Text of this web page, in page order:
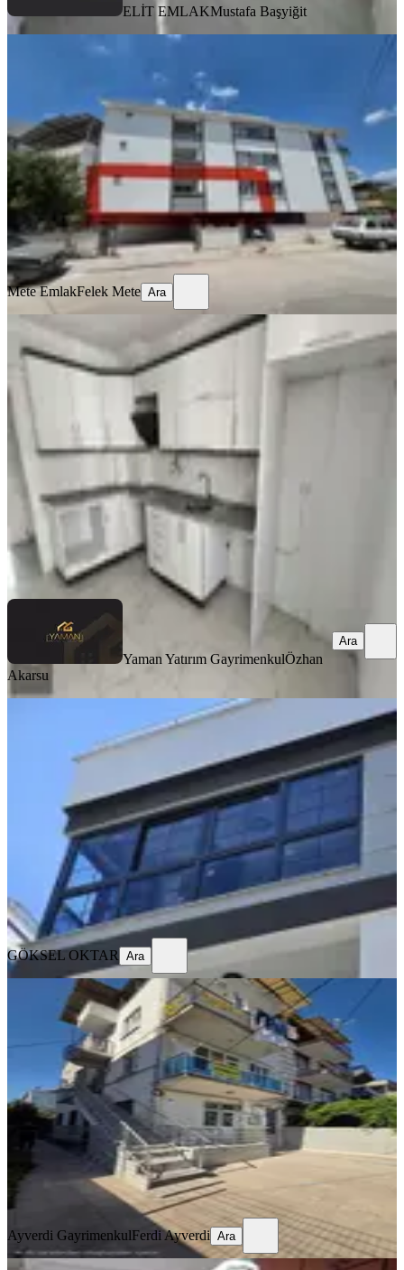
ELİT EMLAKMustafa Başyiğit
Güzergahında Daire 1+1
Akhisar, Efendi Mahallesi
1+1
50 m²·1. Kat·07.08.2026
15.000 ₺
Mete EmlakFelek Mete
Ara
Mete EmlakFelek Mete Ara
YENİ
Hürriyet Mahallesi'nde 3+1 Ferah
Kiralık Daire
Akhisar, Hürriyet Mahallesi
3+1·
23.000 ₺
Yaman Yatırım Gayrimenkul Özhan Akarsu
Ara
Yaman Yatırım GayrimenkulÖzhan
Akarsu
Ara
Reşat Beyde Kiralık 2,5+1 Sıfır Teraslı
Dublex Daire
Akhisar, Reşat Bey Mahallesi
2.5+1·126 m² ·3. Kat
27.500 ₺
GÖKSEL OKTAR
Ara
GÖKSEL OKTAR Ara
Medigün Karşısı Ara Kat Kiralık
Daire
Akhisar, Reşat Bey Mahallesi
110 m²·2. Kat·06.08.2026
15.500 ₺
Ayverdi Gayrimenkul Ferdi Ayverdi
Ayverdi GayrimenkulFerdi Ayverdi Ara
YENİ